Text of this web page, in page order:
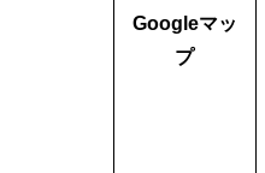
Googleマッ
プ